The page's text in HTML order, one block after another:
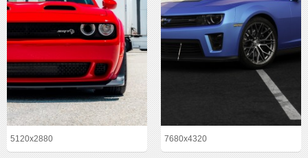
5120x2880 7680x4320